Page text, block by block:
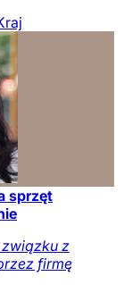
sprzęt
związku z
firmę